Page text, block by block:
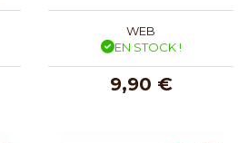
WEB
EN STOCK !
9,90 €